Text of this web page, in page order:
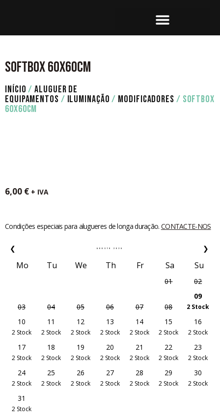
SOFTBOX 60X60CM
INÍCIO /ALUGUER DE
EQUIPAMENTOS / ILUMINAÇÃO / MODIFICADORES / SOFTBOX
60X60CM
6,00 € + IVA
Condições especiais para alugueres de longa duração. CONTACTE-NOS
❮ ❯
AGOSTO 2026
Mo Tu We Th Fr Sa Su
01 02
03 04 05 06 07 08
09
2 Stock
10
2 Stock
11
2 Stock
12
2 Stock
13
2 Stock
14
2 Stock
15
2 Stock
16
2 Stock
17
2 Stock
18
2 Stock
19
2 Stock
20
2 Stock
21
2 Stock
22
2 Stock
23
2 Stock
24
2 Stock
25
2 Stock
26
2 Stock
27
2 Stock
28
2 Stock
29
2 Stock
30
2 Stock
31
2 Stock